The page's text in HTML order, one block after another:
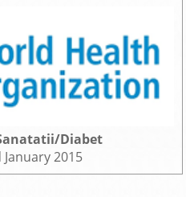
Diabet
2015